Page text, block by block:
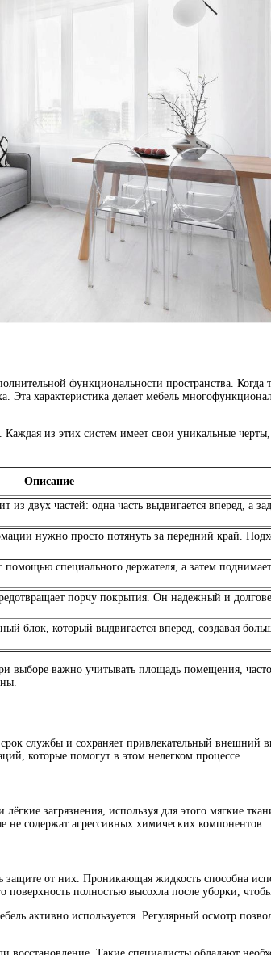
функциональности пространства. Когда
Эта характеристика делает мебель
из этих систем имеет свои уникальные
Описание
двух частей: одна часть выдвигается вперед, а
нужно просто потянуть за передний край.
специального держателя, а затем
порчу покрытия. Он надежный и
блок, который выдвигается вперед, создавая
важно учитывать площадь помещения,
службы и сохраняет привлекательный внешний
которые помогут в этом нелегком процессе.
загрязнения, используя для этого мягкие
содержат агрессивных химических компонентов.
от них. Проникающая жидкость способна
полностью высохла после уборки,
активно используется. Регулярный осмотр